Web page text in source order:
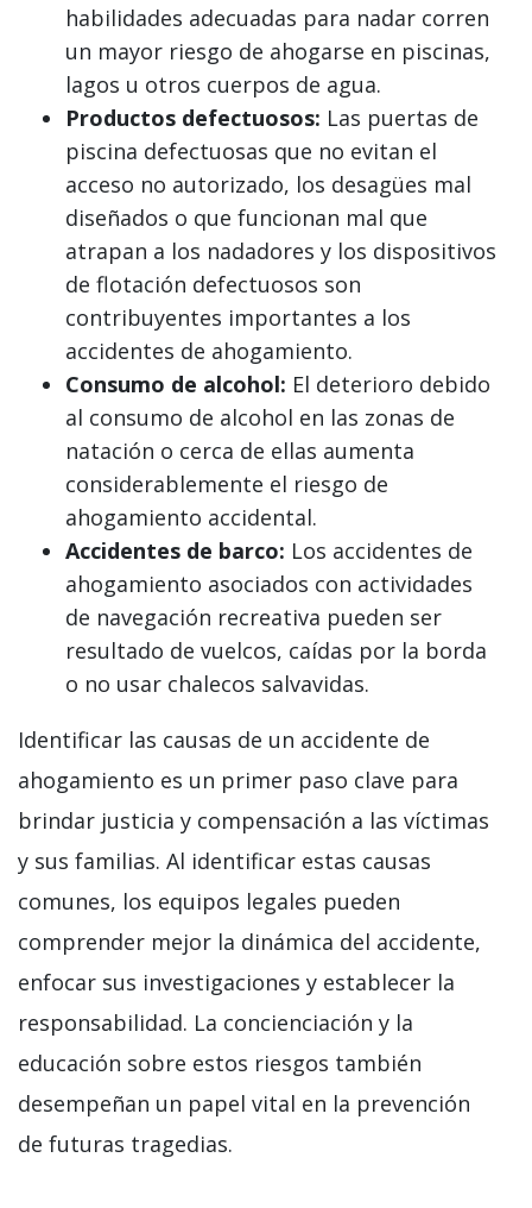
habilidades adecuadas para nadar corren
un mayor riesgo de ahogarse en piscinas,
lagos u otros cuerpos de agua.
Productos defectuosos: Las puertas de
piscina defectuosas que no evitan el
acceso no autorizado, los desagües mal
diseñados o que funcionan mal que
atrapan a los nadadores y los dispositivos
de flotación defectuosos son
contribuyentes importantes a los
accidentes de ahogamiento.
Consumo de alcohol: El deterioro debido
al consumo de alcohol en las zonas de
natación o cerca de ellas aumenta
considerablemente el riesgo de
ahogamiento accidental.
Accidentes de barco: Los accidentes de
ahogamiento asociados con actividades
de navegación recreativa pueden ser
resultado de vuelcos, caídas por la borda
o no usar chalecos salvavidas.
Identificar las causas de un accidente de
ahogamiento es un primer paso clave para
brindar justicia y compensación a las víctimas
y sus familias. Al identificar estas causas
comunes, los equipos legales pueden
comprender mejor la dinámica del accidente,
enfocar sus investigaciones y establecer la
responsabilidad. La concienciación y la
educación sobre estos riesgos también
desempeñan un papel vital en la prevención
de futuras tragedias.